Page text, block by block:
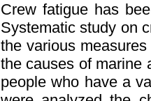
Crew fatigue has
Systematic study on
the various
the causes of marine
people who have a